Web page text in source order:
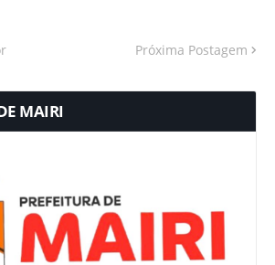
Próxima Postagem
MAIRI